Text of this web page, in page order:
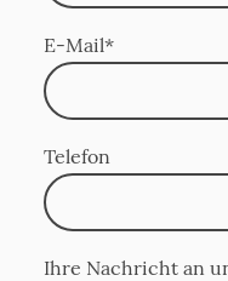
E-Mail*
Telefon
Ihre Nachricht an